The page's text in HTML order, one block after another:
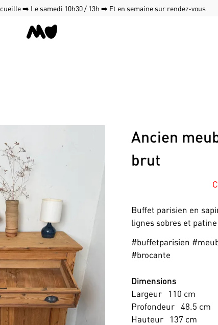
➡️ Le samedi 10h30 / 13h ➡️ Et en semaine sur rendez-vous
Ancien
brut
Buffet parisien en
lignes sobres et
#buffetparisien
#brocante
Dimensions
Largeur
110 cm
Profondeur 48.5 cm
Hauteur
137 cm